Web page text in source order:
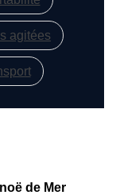
agitées
de Mer